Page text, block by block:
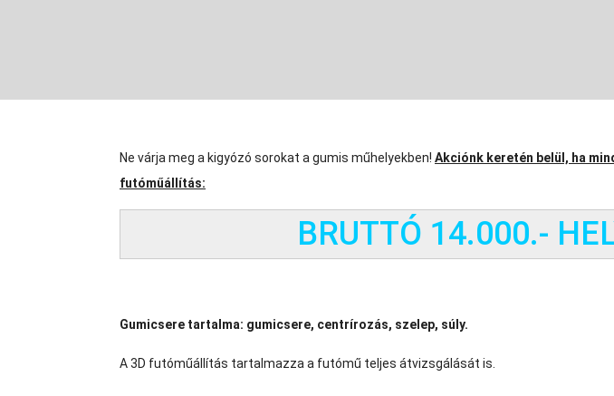
Ne várja meg a kigyózó sorokat a gumis műhelyekben! Akciónk keretén belül, ha
futóműállítás:
BRUTTÓ 14.000.-
Gumicsere tartalma: gumicsere, centrírozás, szelep, súly.
A 3D futóműállítás tartalmazza a futómű teljes átvizsgálását is.